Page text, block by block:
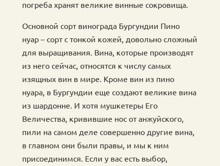
погреба хранят великие винные сокровища.
Основной сорт винограда Бургундии Пино
нуар – сорт с тонкой кожей, довольно сложный
для выращивания. Вина, которые производят
из него сейчас, относятся к числу самых
изящных вин в мире. Кроме вин из пино
нуара, в Бургундии еще создают великие вина
из шардонне. И хотя мушкетеры Его
Величества, кривившие нос от анжуйского,
пили на самом деле совершенно другие вина,
в главном они были правы, и мы к ним
присоединимся. Если у вас есть выбор,